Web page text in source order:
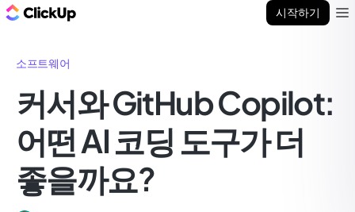
시작하기
소프트웨어
커서와 GitHub Copilot:
어떤 AI 코딩 도구가 더
좋을까요?